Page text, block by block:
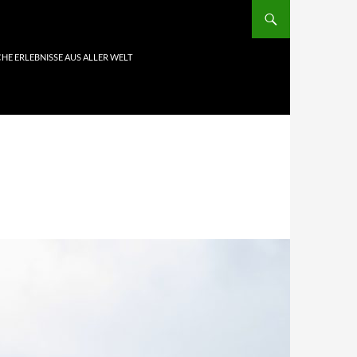
ERLEBNISSE AUS ALLER WELT